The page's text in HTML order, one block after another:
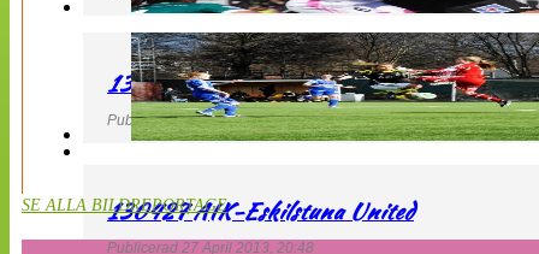
130427 LdB FC Malmö – Mallbackens IF
Publicerad 27 April 2013, 20:54
130427 AIK-Eskilstuna United
Publicerad 27 April 2013, 20:48
SE ALLA BILDREPORTAGE